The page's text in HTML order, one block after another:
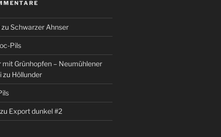
zu Schwarzer Ahnser
Pils
mit Grünhopfen – Neumühlener
zu Höllunder
Export dunkel #2